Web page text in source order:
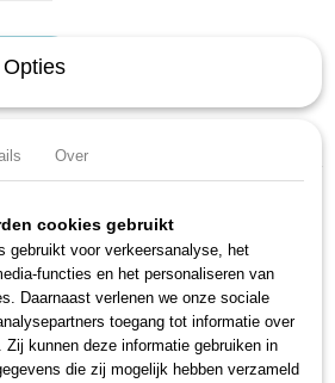
componenten-T-greep
Over
cookies gebruikt
gebruikt voor verkeersanalyse, het
functies en het personaliseren van
Daarnaast verlenen we onze sociale
toegang tot informatie over
Zij kunnen deze informatie gebruiken in
die zij mogelijk hebben verzameld